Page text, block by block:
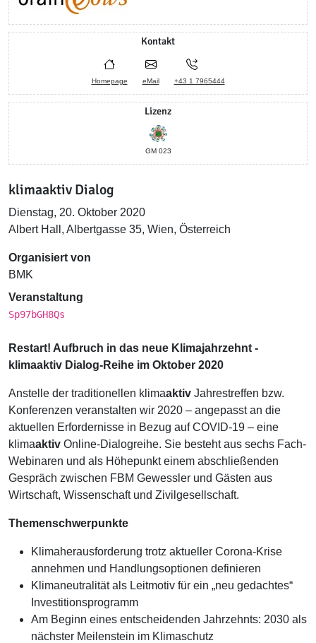
Kontakt
Homepage eMail +43 1 7965444
Lizenz
GM 023
klimaaktiv Dialog
Dienstag, 20. Oktober 2020
Albert Hall, Albertgasse 35, Wien, Österreich
Organisiert von
BMK
Veranstaltung
Sp97bGH8Qs
Restart! Aufbruch in das neue Klimajahrzehnt -
klimaaktiv Dialog-Reihe im Oktober 2020
Anstelle der traditionellen klimaaktiv Jahrestreffen bzw.
Konferenzen veranstalten wir 2020 – angepasst an die
aktuellen Erfordernisse in Bezug auf COVID-19 – eine
klimaaktiv Online-Dialogreihe. Sie besteht aus sechs Fach-
Webinaren und als Höhepunkt einem abschließenden
Gespräch zwischen FBM Gewessler und Gästen aus
Wirtschaft, Wissenschaft und Zivilgesellschaft.
Themenschwerpunkte
Klimaherausforderung trotz aktueller Corona-Krise
annehmen und Handlungsoptionen definieren
Klimaneutralität als Leitmotiv für ein „neu gedachtes“
Investitionsprogramm
Am Beginn eines entscheidenden Jahrzehnts: 2030 als
nächster Meilenstein im Klimaschutz